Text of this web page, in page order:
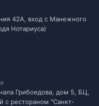
42А, вход с Манежного
Нотариуса)
Грибоедова, дом 5, БЦ,
с рестораном "Санкт-